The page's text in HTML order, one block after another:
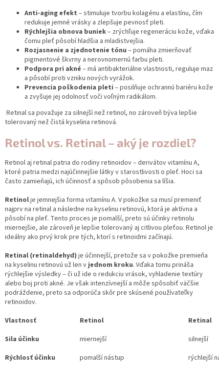
Anti-aging efekt – stimuluje tvorbu kolagénu a elastínu, čím
redukuje jemné vrásky a zlepšuje pevnosť pleti.
Rýchlejšia obnova buniek– zrýchľuje regeneráciu kože, vďaka
čomu pleť pôsobí hladšia a mladistvejšia.
Rozjasnenie a zjednotenie tónu – pomáha zmierňovať
pigmentové škvrny a nerovnomernú farbu pleti.
Podpora pri akné – má antibakteriálne vlastnosti, reguluje maz
a pôsobí proti vzniku nových vyrážok.
Prevencia poškodenia pleti – posilňuje ochrannú bariéru kože
a zvyšuje jej odolnosť voči voľným radikálom.
Retinal sa považuje za silnejší než retinol, no zároveň býva lepšie
tolerovaný než čistá kyselina retinová.
Retinol vs. Retinal – aký je rozdiel?
Retinol aj retinal patria do rodiny retinoidov – derivátov vitamínu A,
ktoré patria medzi najúčinnejšie látky v starostlivosti o pleť. Hoci sa
často zamieňajú, ich účinnosť a spôsob pôsobenia sa líšia.
Retinolje jemnejšia forma vitamínu A. V pokožke sa musí premeniť
najprv na retinal a následne na kyselinu retinovú, ktorá je aktívna a
pôsobí na pleť. Tento proces je pomalší, preto sú účinky retinolu
miernejšie, ale zároveň je lepšie tolerovaný aj citlivou pleťou. Retinol je
ideálny ako prvý krok pre tých, ktorí s retinoidmi začínajú.
Retinal (retinaldehyd) je účinnejší, pretože sa v pokožke premieňa
na kyselinu retinovú už len v jednom kroku. Vďaka tomu prináša
rýchlejšie výsledky – či už ide o redukciu vrások, vyhladenie textúry
alebo boj proti akné. Je však intenzívnejší a môže spôsobiť väčšie
podráždenie, preto sa odporúča skôr pre skúsené používateľky
retinoidov.
Vlastnosť
Retinol
Retinal
Sila účinku
miernejší
silnejší
Rýchlosť účinku
pomalší nástup rýchlejší